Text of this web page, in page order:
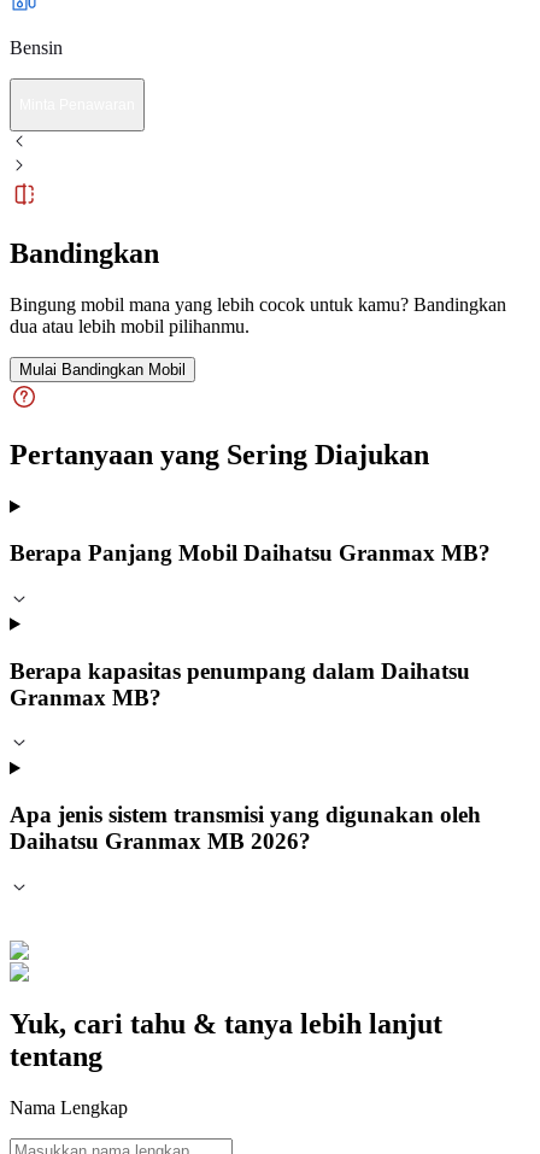
Bensin
Bandingkan
Bingung mobil mana yang lebih cocok untuk kamu? Bandingkan
dua atau lebih mobil pilihanmu.
Mulai Bandingkan Mobil
Pertanyaan yang Sering Diajukan
Berapa Panjang Mobil Daihatsu Granmax MB?
Berapa kapasitas penumpang dalam Daihatsu
Granmax MB?
Apa jenis sistem transmisi yang digunakan oleh
Daihatsu Granmax MB 2026?
Yuk, cari tahu & tanya lebih lanjut
tentang
Nama Lengkap